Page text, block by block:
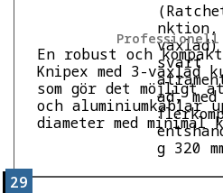
Professionell
En robust och
Knipex med 3-växlad
som gör det möjligt
och aluminiumkablar
diameter med minimal
29